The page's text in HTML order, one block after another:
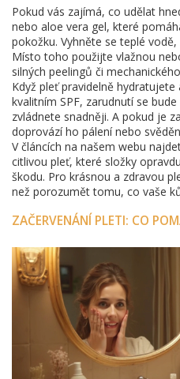
Pokud vás zajímá, co udělat
nebo aloe vera gel, které
pokožku. Vyhněte se teplé
Místo toho použijte vlažnou
silných peelingů či
Když pleť pravidelně
kvalitním SPF, zarudnutí se
zvládnete snadněji. A pokud je
doprovází ho pálení nebo
V článcích na našem webu
citlivou pleť, které složky
škodu. Pro krásnou a zdravou
než porozumět tomu, co vaše
ZAČERVENÁNÍ PLETI: CO